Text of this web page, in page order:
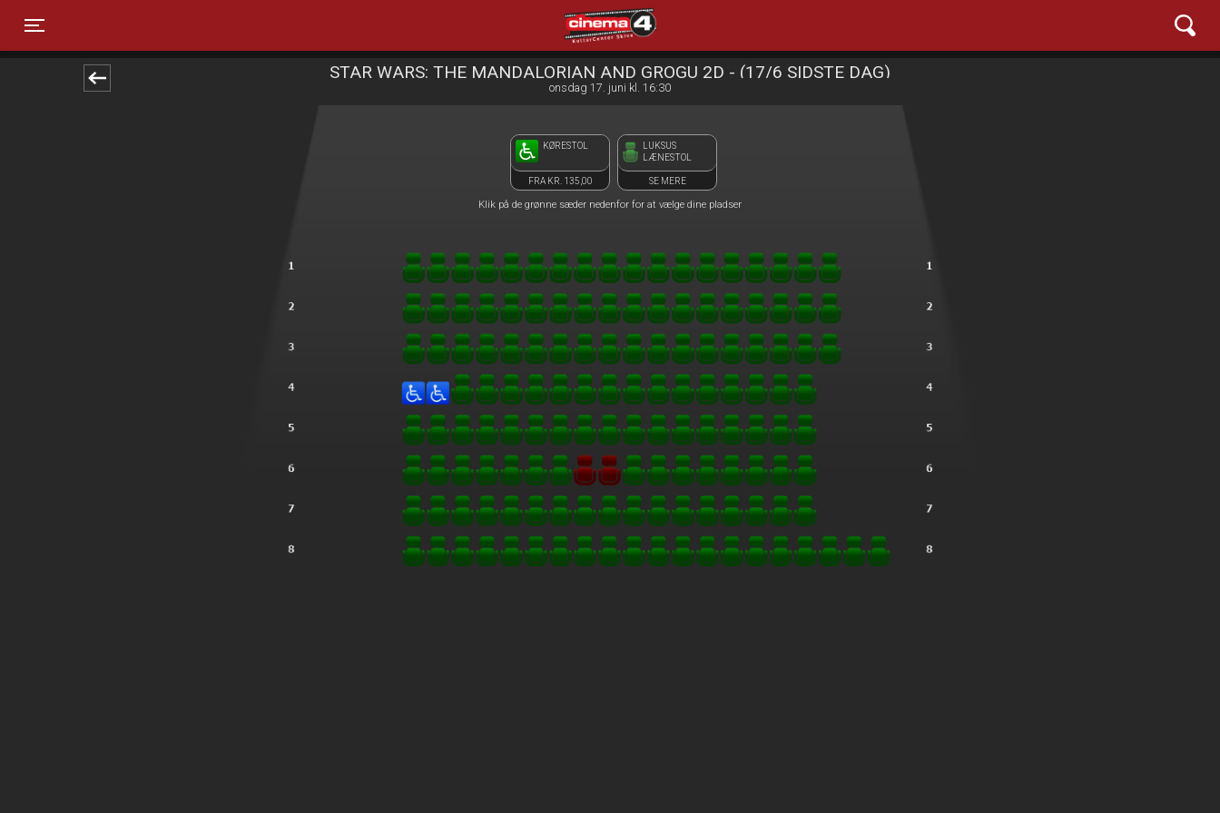
Cinema4
STAR WARS: THE MANDALORIAN AND GROGU 2D - (17/6 SIDSTE DAG)
onsdag 17. juni kl. 16:30
KØRESTOL
FRA KR. 135,00
LUKSUS
LÆNESTOL
SE MERE
Klik på de grønne sæder nedenfor for at vælge dine pladser
front03-cc 092415